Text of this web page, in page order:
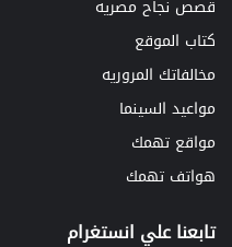
قصص نجاح مصريه
كتاب الموقع
مخالفاتك المروريه
مواعيد السينما
مواقع تهمك
هواتف تهمك
تابعنا علي انستغرام